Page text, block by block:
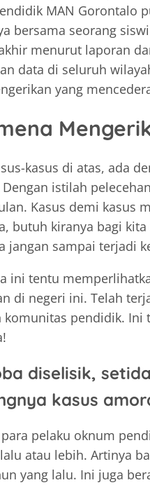
MAN Gorontalo
bersama seorang
menurut laporan
data di seluruh
yang
kasus di atas, ada
istilah
Kasus demi kasus
butuh kiranya bagi
jangan sampai terjadi
ini tentu
di negeri ini. Telah
komunitas pendidik. Ini
diselisik,
kasus
para pelaku oknum
atau lebih. Artinya
yang lalu. Ini juga